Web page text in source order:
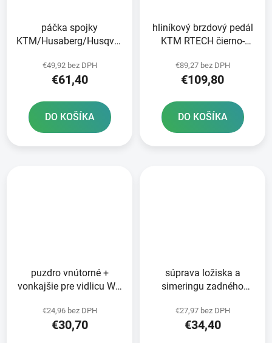
páčka spojky
KTM/Husaberg/Husqvarna/Beta
čierna
€49,92 bez DPH
€61,40
DO KOŠÍKA
hliníkový brzdový pedál
KTM RTECH čierno-
€89,27 bez DPH
€109,80
DO KOŠÍKA
puzdro vnútorné +
vonkajšie pre vidlicu WP
€24,96 bez DPH
€30,70
súprava ložiska a
simeringu zadného
€27,97 bez DPH
€34,40